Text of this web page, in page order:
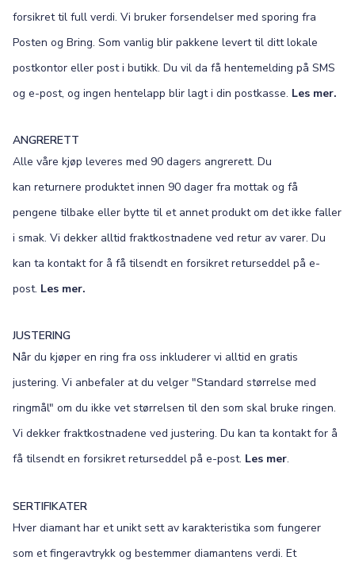
forsikret til full verdi. Vi bruker forsendelser med sporing fra
Posten og Bring. Som vanlig blir pakkene levert til ditt lokale
postkontor eller post i butikk. Du vil da få hentemelding på SMS
og e-post, og ingen hentelapp blir lagt i din postkasse. Les mer.
ANGRERETT
Alle våre kjøp leveres med 90 dagers angrerett. Du
kan returnere produktet innen 90 dager fra mottak og få
pengene tilbake eller bytte til et annet produkt om det ikke faller
i smak. Vi dekker alltid fraktkostnadene ved retur av varer. Du
kan ta kontakt for å få tilsendt en forsikret returseddel på e-
post. Les mer.
JUSTERING
Når du kjøper en ring fra oss inkluderer vi alltid en gratis
justering. Vi anbefaler at du velger "Standard størrelse med
ringmål" om du ikke vet størrelsen til den som skal bruke ringen.
Vi dekker fraktkostnadene ved justering. Du kan ta kontakt for å
få tilsendt en forsikret returseddel på e-post. Les mer.
SERTIFIKATER
Hver diamant har et unikt sett av karakteristika som fungerer
som et fingeravtrykk og bestemmer diamantens verdi. Et